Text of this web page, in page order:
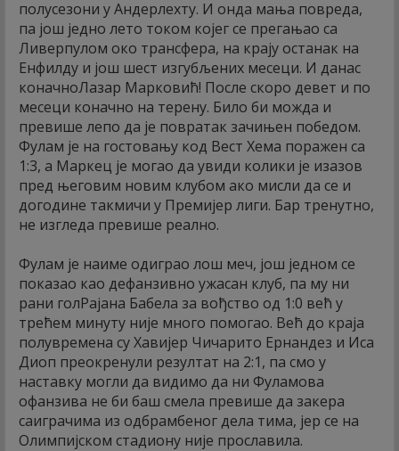
полусезони у Андерлехту. И онда мања повреда,
па још једно лето током којег се прегањао са
Ливерпулом око трансфера, на крају останак на
Енфилду и још шест изгубљених месеци. И данас
коначноЛазар Марковић! После скоро девет и по
месеци коначно на терену. Било би можда и
превише лепо да је повратак зачињен победом.
Фулам је на гостовању код Вест Хема поражен са
1:3, а Маркец је могао да увиди колики је изазов
пред његовим новим клубом ако мисли да се и
догодине такмичи у Премијер лиги. Бар тренутно,
не изгледа превише реално.
Фулам је наиме одиграо лош меч, још једном се
показао као дефанзивно ужасан клуб, па му ни
рани голРајана Бабела за вођство од 1:0 већ у
трећем минуту није много помогао. Већ до краја
полувремена су Хавијер Чичарито Ернандез и Иса
Диоп преокренули резултат на 2:1, па смо у
наставку могли да видимо да ни Фуламова
офанзива не би баш смела превише да закера
саиграчима из одбрамбеног дела тима, јер се на
Олимпијском стадиону није прославила.